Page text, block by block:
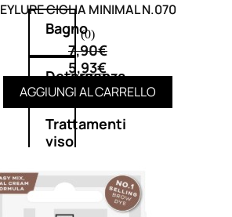
Bagno
Detergenza
Trattamenti
viso
Maschere
nature
EYLURE CIGLIA MINIMAL N.070
(0)
7,90€
5,93€
AGGIUNGI AL CARRELLO